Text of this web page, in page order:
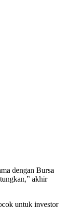
dengan Bursa
akhir
untuk investor